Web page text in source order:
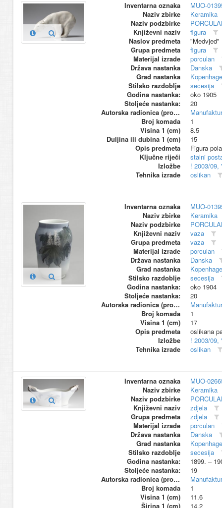
Inventarna oznaka
MUO-
Naziv zbirke
Keramika
Naziv podzbirke
Književni naziv
figura
Naslov predmeta
"Medvjed"
Grupa predmeta
figura
Materijal izrade
porculan
Država nastanka
Danska
Grad nastanka
Stilsko razdoblje
secesija
Godina nastanka:
oko 1905
Stoljeće nastanka:
20
Autorska radionica (proizvođač)
Broj komada
1
Visina 1 (cm)
8.5
Duljina ili dubina 1 (cm)
15
Opis predmeta
Figura
Ključne riječi
stalni
Izložbe
! 2003/09,
Tehnika izrade
oslikan
Inventarna oznaka
MUO-
Naziv zbirke
Keramika
Naziv podzbirke
Književni naziv
vaza
Grupa predmeta
vaza
Materijal izrade
porculan
Država nastanka
Danska
Grad nastanka
Stilsko razdoblje
secesija
Godina nastanka:
oko 1904
Stoljeće nastanka:
20
Autorska radionica (proizvođač)
Broj komada
1
Visina 1 (cm)
17
Opis predmeta
oslikana
Izložbe
! 2003/09,
Tehnika izrade
oslikan
Inventarna oznaka
MUO-
Naziv zbirke
Keramika
Naziv podzbirke
Književni naziv
zdjela
Grupa predmeta
zdjela
Materijal izrade
porculan
Država nastanka
Danska
Grad nastanka
Stilsko razdoblje
secesija
Godina nastanka:
1899. –
Stoljeće nastanka:
19
Autorska radionica (proizvođač)
Broj komada
1
Visina 1 (cm)
11.6
Širina 1 (cm)
14.2